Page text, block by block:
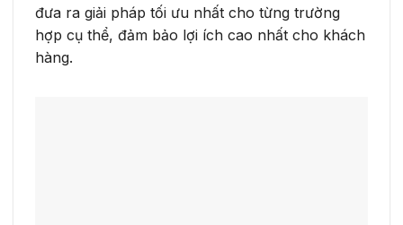
đưa ra giải pháp tối ưu nhất cho từng trường
hợp cụ thể, đảm bảo lợi ích cao nhất cho khách
hàng.